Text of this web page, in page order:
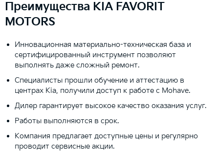
Преимущества KIA FAVORIT
MOTORS
Инновационная материально-техническая база и
сертифицированный инструмент позволяют
выполнять даже сложный ремонт.
Специалисты прошли обучение и аттестацию в
центрах Kia, получили доступ к работе с Mohave.
Дилер гарантирует высокое качество оказания услуг.
Работы выполняются в срок.
Компания предлагает доступные цены и регулярно
проводит сервисные акции.